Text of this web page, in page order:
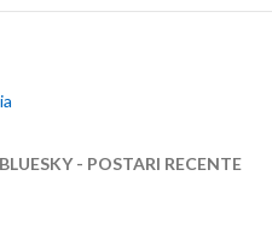
- POSTARI RECENTE